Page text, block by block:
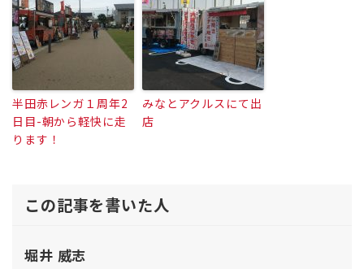
半田赤レンガ１周年2
日目-朝から軽快に走
ります！
みなとアクルスにて出
店
この記事を書いた人
堀井 威志